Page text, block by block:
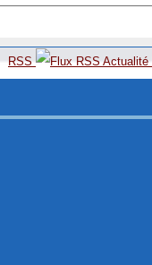
RSS